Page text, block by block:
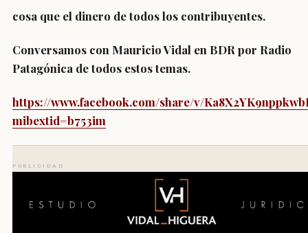
cosa que el dinero de todos los contribuyentes.
Conversamos con Mauricio Vidal en BDR por Radio
Patagónica de todos estos temas.
https://www.facebook.com/share/v/
mibextid=b753im
PUBLICIDAD